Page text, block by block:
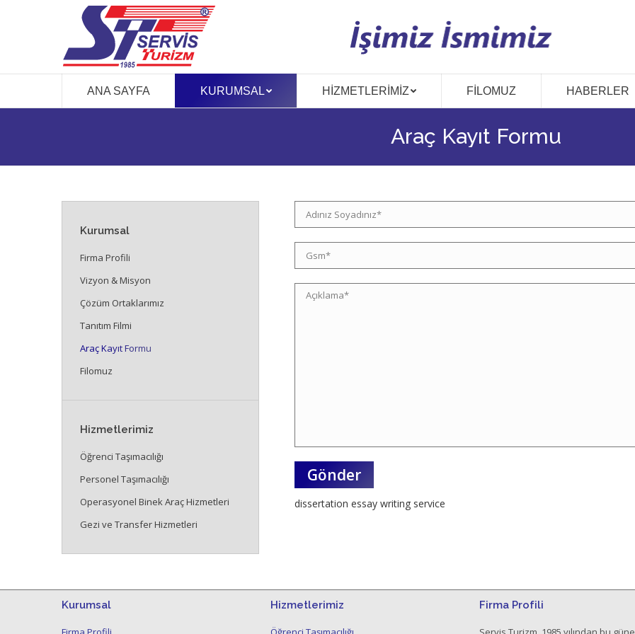
ANA SAYFA KURUMSAL HIZMETLERIMIZ FILOMUZ HABERLER
Araç Kayıt Formu
dissertation essay writing service
Kurumsal
Firma Profili
Vizyon & Misyon
Çözüm Ortaklarımız
Tanıtım Filmi
Araç Kayıt Formu
Filomuz
Hizmetlerimiz
Öğrenci Taşımacılığı
Personel Taşımacılığı
Operasyonel Binek Araç Hizmetleri
Gezi ve Transfer Hizmetleri
Kurumsal Hizmetlerimiz Firma Profili